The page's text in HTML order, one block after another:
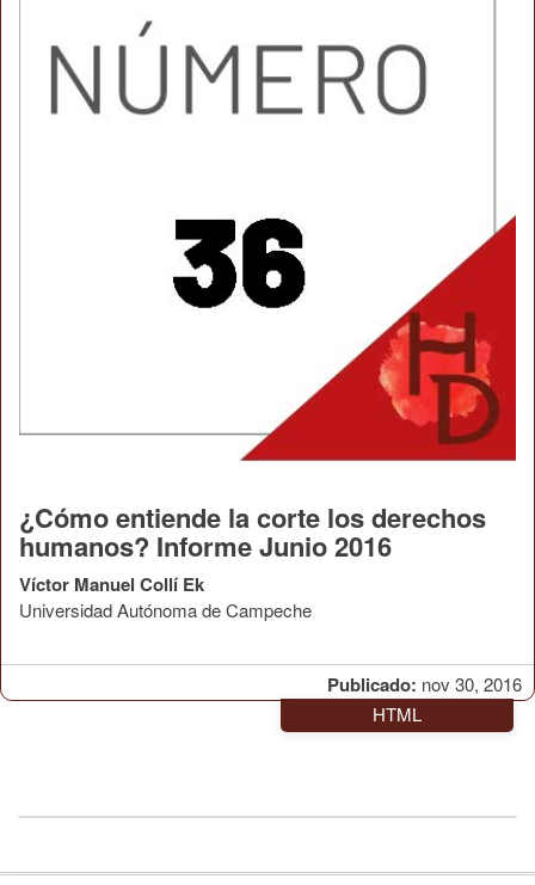
Publicado: nov 30, 2016
¿Cómo entiende la corte los derechos
humanos? Informe Junio 2016
Víctor Manuel Collí Ek
Universidad Autónoma de Campeche
HTML